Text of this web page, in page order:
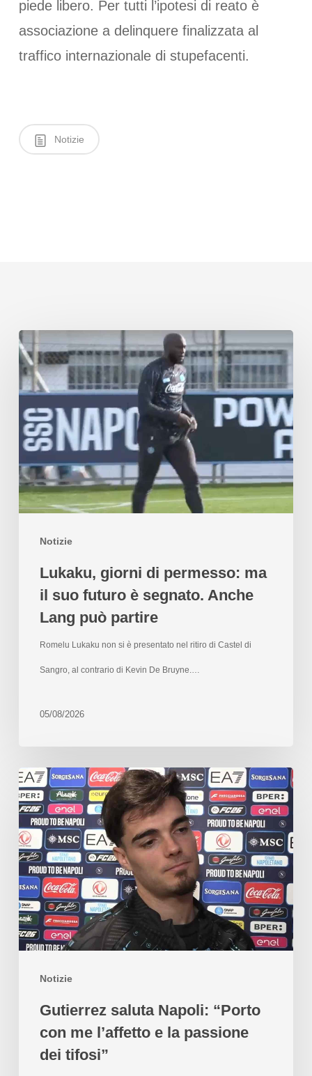
piede libero. Per tutti l’ipotesi di reato è
associazione a delinquere finalizzata al
traffico internazionale di stupefacenti.
Notizie
Notizie
Lukaku, giorni di permesso: ma
il suo futuro è segnato. Anche
Lang può partire
Romelu Lukaku non si è presentato nel ritiro di Castel di
Sangro, al contrario di Kevin De Bruyne.…
05/08/2026
Notizie
Gutierrez saluta Napoli: “Porto
con me l’affetto e la passione
dei tifosi”